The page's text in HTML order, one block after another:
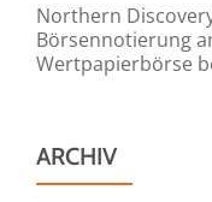
Northern
Börsennotierung
Wertpapierbörse
ARCHIV